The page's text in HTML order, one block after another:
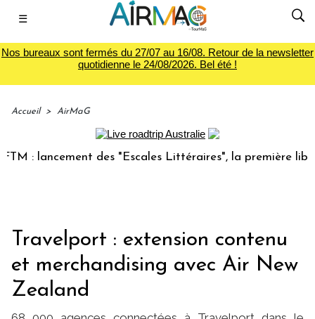
☰
Nos bureaux sont fermés du 27/07 au 16/08. Retour de la newsletter
quotidienne le 24/08/2026. Bel été !
Accueil > AirMaG
: lancement des "Escales Littéraires", la première librairie
Travelport : extension contenu
et merchandising avec Air New
Zealand